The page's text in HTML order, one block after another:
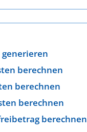
berechnen
berechnen
berechnen
berechnen